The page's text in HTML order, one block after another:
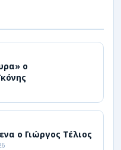
ο
ο Γιώργος Τέλιος